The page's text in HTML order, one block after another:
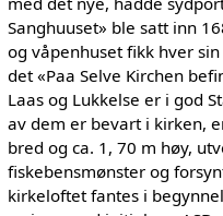
Sanghuuset» ble satt inn
og våpenhuset fikk hver
det «Paa Selve Kirchen
Laas og Lukkelse er i god
av dem er bevart i kirken,
bred og ca. 1, 70 m høy,
fiskebensmønster og
kirkeloftet fantes i